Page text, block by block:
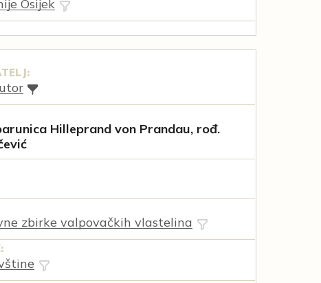
Osijek
Hilleprand von Prandau, rođ.
zbirke valpovačkih vlastelina